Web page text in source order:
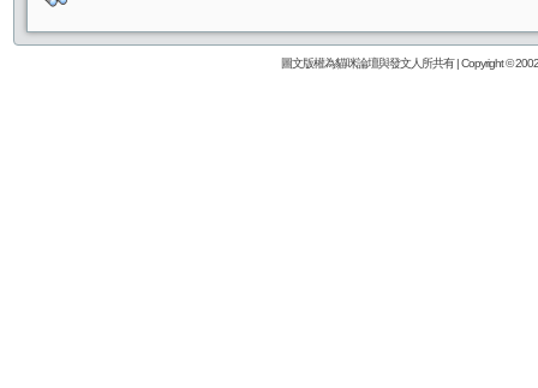
圖文版權為貓咪論壇與發文人所共有 | Copyright ©